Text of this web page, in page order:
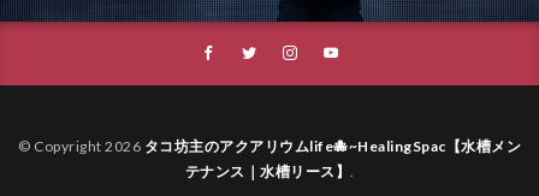
© Copyright 2026 タコ坊主のアクアリウムlife🐙~HealingSpac【水槽メン
テナンス｜水槽リース】